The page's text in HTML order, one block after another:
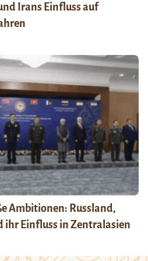
Irans Einfluss auf
Ambitionen: Russland,
ihr Einfluss in Zentralasien